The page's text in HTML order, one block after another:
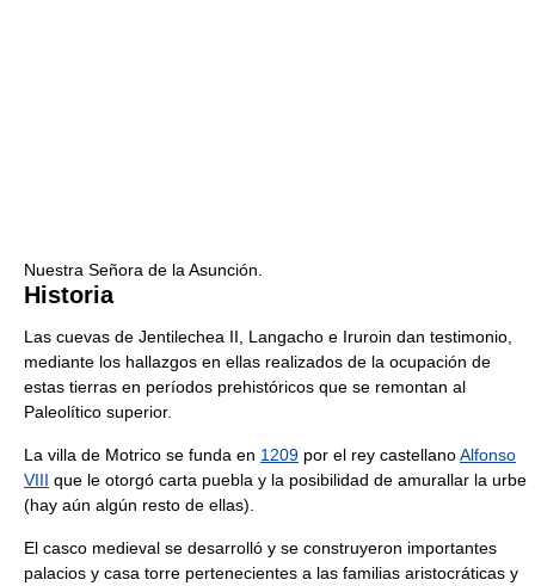
Nuestra Señora de la Asunción.
Historia
Las cuevas de Jentilechea II, Langacho e Iruroin dan testimonio,
mediante los hallazgos en ellas realizados de la ocupación de
estas tierras en períodos prehistóricos que se remontan al
Paleolítico superior.
La villa de Motrico se funda en 1209 por el rey castellanoAlfonso
VIII que le otorgó carta puebla y la posibilidad de amurallar la urbe
(hay aún algún resto de ellas).
El casco medieval se desarrolló y se construyeron importantes
palacios y casa torre pertenecientes a las familias aristocráticas y